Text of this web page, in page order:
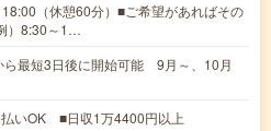
18:00（休憩60分）■ご希望があればその
）8:30～1…
最短3日後に開始可能 9月～、10月
いOK ■日収1万4400円以上